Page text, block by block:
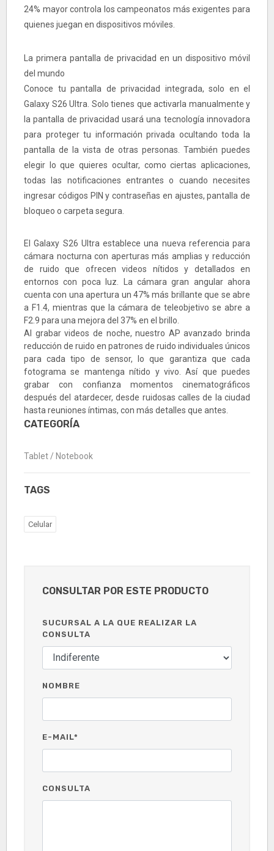
24% mayor controla los campeonatos más exigentes para
quienes juegan en dispositivos móviles.
La primera pantalla de privacidad en un dispositivo móvil
del mundo
Conoce tu pantalla de privacidad integrada, solo en el
Galaxy S26 Ultra. Solo tienes que activarla manualmente y
la pantalla de privacidad usará una tecnología innovadora
para proteger tu información privada ocultando toda la
pantalla de la vista de otras personas. También puedes
elegir lo que quieres ocultar, como ciertas aplicaciones,
todas las notificaciones entrantes o cuando necesites
ingresar códigos PIN y contraseñas en ajustes, pantalla de
bloqueo o carpeta segura.
El Galaxy S26 Ultra establece una nueva referencia para
cámara nocturna con aperturas más amplias y reducción
de ruido que ofrecen videos nítidos y detallados en
entornos con poca luz. La cámara gran angular ahora
cuenta con una apertura un 47% más brillante que se abre
a F1.4, mientras que la cámara de teleobjetivo se abre a
F2.9 para una mejora del 37% en el brillo.
Al grabar videos de noche, nuestro AP avanzado brinda
reducción de ruido en patrones de ruido individuales únicos
para cada tipo de sensor, lo que garantiza que cada
fotograma se mantenga nítido y vivo. Así que puedes
grabar con confianza momentos cinematográficos
después del atardecer, desde ruidosas calles de la ciudad
hasta reuniones íntimas, con más detalles que antes.
CATEGORÍA
Tablet / Notebook
TAGS
Celular
CONSULTAR POR ESTE PRODUCTO
SUCURSAL A LA QUE REALIZAR LA
CONSULTA
NOMBRE
E-MAIL*
CONSULTA